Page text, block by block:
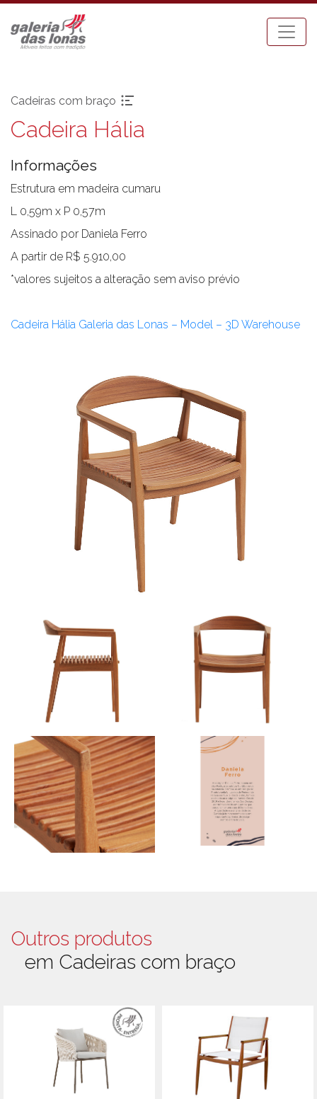
Cadeiras com braço
Pronta-entrega
Aparadores
Balanços
Bancos
Cadeiras com braço
Cadeiras sem braço
Chaises
Sofás
Cadeira Hália
Informações
Estrutura em madeira cumaru
L 0,59m x P 0,57m
Assinado por Daniela Ferro
A partir de R$ 5.910,00
*valores sujeitos a alteração sem aviso prévio
Cadeira Hália Galeria das Lonas – Model – 3D Warehouse
Outros produtos
em Cadeiras com braço